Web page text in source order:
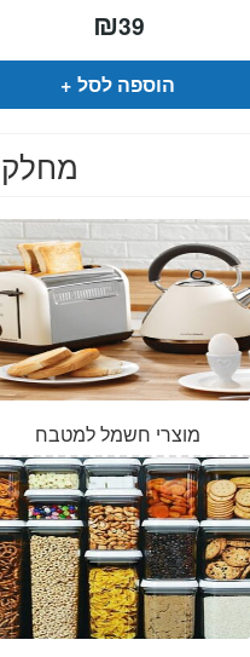
₪39
הוספה לסל
מוצרי חשמל למטבח